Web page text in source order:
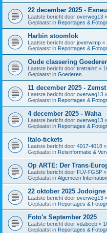
22 december 2025 -
Laatste bericht door overweg13 «
Geplaatst in Reportages &
Harbin stoomlok
Laatste bericht door joverwimp «
Geplaatst in Reportages &
Oude classering
Laatste bericht door tiretrainz «
Geplaatst in Goederen
11 december 2025 - Zemst
Laatste bericht door overweg13 «
Geplaatst in Reportages &
4 december 2025 - Waha
Laatste bericht door overweg13 «
Geplaatst in Reportages &
Italo-tickets
Laatste bericht door 4017-4018 «
Geplaatst in Reisinformatie &
Op ARTE: Der Trans-
Laatste bericht door FLV-FGSP «
Geplaatst in Algemeen
22 oktober 2025 Jodoigne
Laatste bericht door overweg13 «
Geplaatst in Reportages &
Foto's September 2025
Laatste bericht door vdabeeb «
Geplaatst in Reportages &